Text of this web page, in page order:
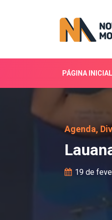
PÁGINA INICIAL
Lauana
Agenda,
19 de